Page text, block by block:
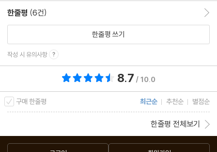
한줄평 (6건)
한줄평 쓰기
작성 시 유의사항
8.7 / 10.0
구매 한줄평 최근순 추천순 별점순
한줄평 전체보기